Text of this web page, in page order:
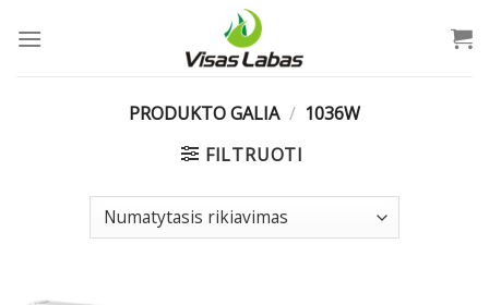
PRODUKTO GALIA / 1036W
FILTRUOTI